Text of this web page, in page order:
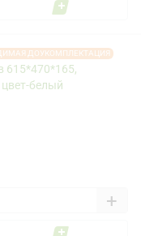
ДОУКОМПЛЕКТАЦИЯ
615*470*165,
цвет-белый
+